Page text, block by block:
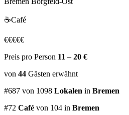
☕Café
€€€€€
Preis pro Person 11 – 20 €
von 44 Gästen erwähnt
#687 von 1098 Lokalen in Bremen
#72 Café von 104 in Bremen